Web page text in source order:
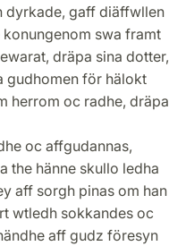
dyrkade, gaff diäffwllen
swa framt
dräpa sina dotter,
gudhomen för hälokt
herrom oc radhe, dräpa
oc affgudannas,
the hänne skullo ledha
aff sorgh pinas om han
wtledh sokkandes oc
aff gudz föresyn